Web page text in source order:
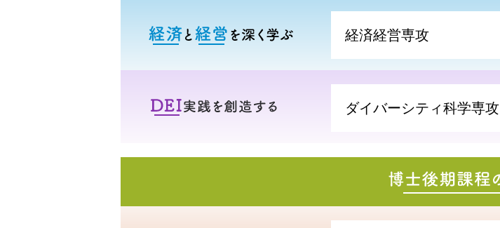
経済と経営を深く学ぶ
経済経営専攻
DEI実践を創造するダイバーシティ科学専攻